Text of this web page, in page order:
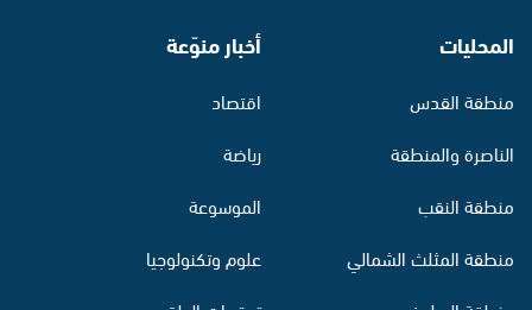
المحليات
منطقة القدس
الناصرة والمنطقة
منطقة النقب
منطقة المثلث الشمالي
أخبار منوّعة
اقتصاد
رياضة
الموسوعة
علوم وتكنولوجيا